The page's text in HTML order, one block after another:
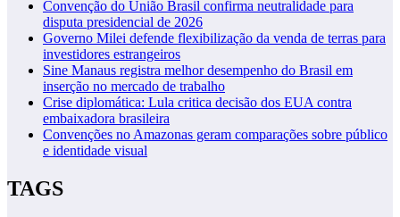
Convenção do União Brasil confirma neutralidade para
disputa presidencial de 2026
Governo Milei defende flexibilização da venda de terras para
investidores estrangeiros
Sine Manaus registra melhor desempenho do Brasil em
inserção no mercado de trabalho
Crise diplomática: Lula critica decisão dos EUA contra
embaixadora brasileira
Convenções no Amazonas geram comparações sobre público
e identidade visual
TAGS